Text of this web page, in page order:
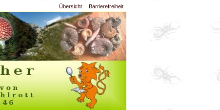
Übersicht Barrierefreiheit